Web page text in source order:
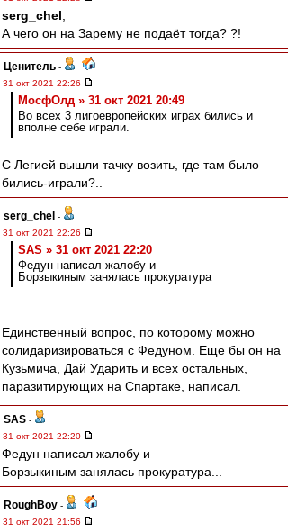
serg_chel
А чего он на Зарему не подаёт тогда? ?!
Ценитель -
31 окт 2021 22:26
МосфОлд » 31 окт 2021 20:49
Во всех 3 лигоевропейских играх бились и
вполне себе играли.
С Легией вышли тачку возить, где там было
бились-играли?..
serg_chel -
31 окт 2021 22:26
SAS » 31 окт 2021 22:20
Федун написал жалобу и
Борзыкиным занялась прокуратура
Единственный вопрос, по которому можно
солидаризироваться с Федуном. Еще бы он на
Кузьмича, Дай Ударить и всех остальных,
паразитирующих на Спартаке, написал.
SAS -
31 окт 2021 22:20
Федун написал жалобу и
Борзыкиным занялась прокуратура...
RoughBoy -
31 окт 2021 21:56